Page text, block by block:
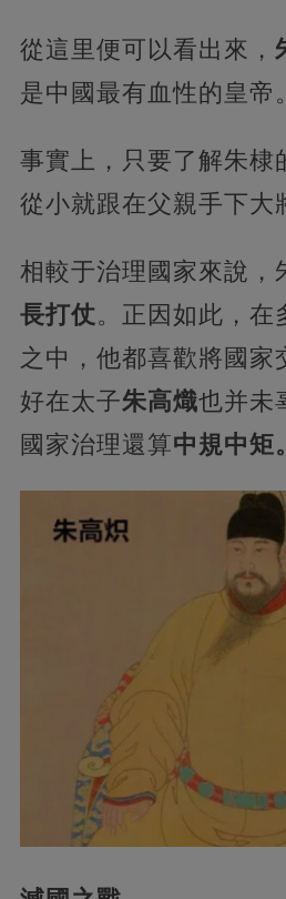
從這里便可以看出來，
是中國最有血性的皇帝。
事實上，只要了解朱棣
從小就跟在父親手下大
相較于治理國家來說，
長打仗。正因如此，在
之中，他都喜歡將國家
好在太子朱高熾也并未
國家治理還算中規中矩。